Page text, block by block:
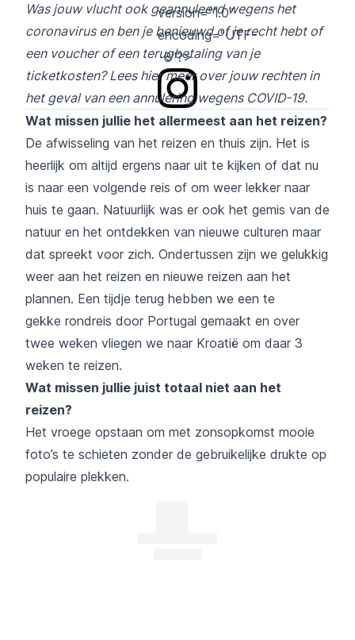
version="1.0"
encoding="UTF-
8"?>
Was jouw vlucht ook geannuleerd wegens het
coronavirus en ben je benieuwd of je recht hebt of
een voucher of een terugbetaling van je
ticketkosten?Lees hier meer over jouw rechten in
het geval van een annulering wegens COVID-19.
Wat missen jullie het allermeest aan het reizen?
De afwisseling van het reizen en thuis zijn. Het is
heerlijk om altijd ergens naar uit te kijken of dat nu
is naar een volgende reis of om weer lekker naar
huis te gaan. Natuurlijk was er ook het gemis van de
natuur en het ontdekken van nieuwe culturen maar
dat spreekt voor zich. Ondertussen zijn we gelukkig
weer aan het reizen en nieuwe reizen aan het
plannen. Een tijdje terug hebben we een te
gekke rondreis door Portugal gemaakt en over
twee weken vliegen we naar Kroatië om daar 3
weken te reizen.
Wat missen jullie juist totaal niet aan het
reizen?
Het vroege opstaan om met zonsopkomst mooie
foto’s te schieten zonder de gebruikelijke drukte op
populaire plekken.